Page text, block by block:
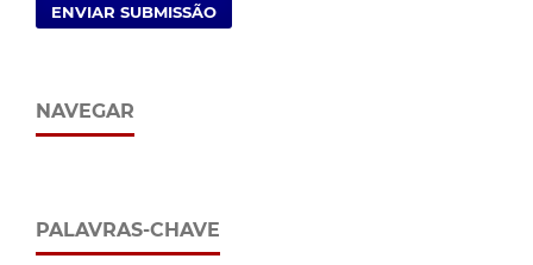
ENVIAR SUBMISSÃO
NAVEGAR
PALAVRAS-CHAVE